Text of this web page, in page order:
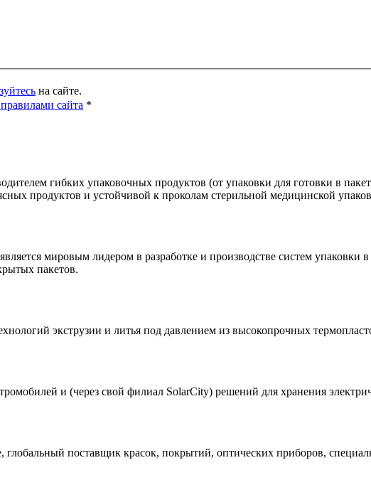
на сайте.
сайта *
гибких упаковочных продуктов (от упаковки для готовки в
продуктов и устойчивой к проколам стерильной медицинской
мировым лидером в разработке и производстве систем упаковки
пакетов.
экструзии и литья под давлением из высокопрочных
и (через свой филиал SolarCity) решений для хранения
глобальный поставщик красок, покрытий, оптических приборов,